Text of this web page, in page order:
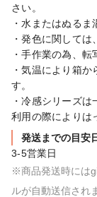
さい。
・水またはぬるま
・発色に関しては
・手作業の為、
・気温により箱
す。
・冷感シリーズ
利用の際によりは
発送までの目安
3-5営業日
※商品発送時には
ルが自動送信され